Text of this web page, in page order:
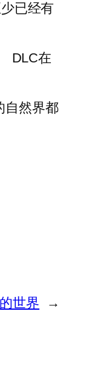
已经有
DLC在
自然界都
世界 →